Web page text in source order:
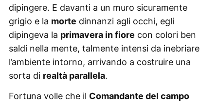
dipingere. E davanti a un muro sicuramente
grigio e la morte dinnanzi agli occhi, egli
dipingeva la primavera in fiore con colori ben
saldi nella mente, talmente intensi da inebriare
l’ambiente intorno, arrivando a costruire una
sorta di realtà parallela.
Fortuna volle che il Comandante del campo